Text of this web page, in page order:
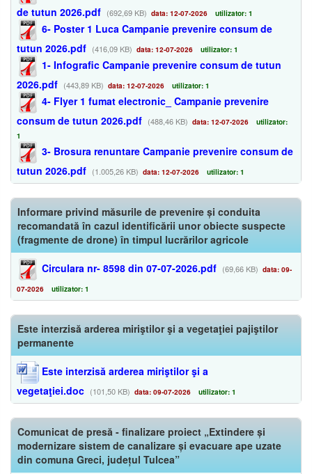
de tutun 2026.pdf (692,69 KB) data: 12-07-2026 utilizator: 1
6- Poster 1 Luca Campanie prevenire consum de
tutun 2026.pdf (416,09 KB) data: 12-07-2026 utilizator: 1
1- Infografic Campanie prevenire consum de tutun
2026.pdf (443,89 KB) data: 12-07-2026 utilizator: 1
4- Flyer 1 fumat electronic_ Campanie prevenire
consum de tutun 2026.pdf (488,46 KB) data: 12-07-2026
utilizator:
1
3- Brosura renuntare Campanie prevenire consum de
tutun 2026.pdf (1.005,26 KB) data: 12-07-2026 utilizator: 1
Informare privind măsurile de prevenire și conduita
recomandată în cazul identificării unor obiecte suspecte
(fragmente de drone) în timpul lucrărilor agricole
Circulara nr- 8598 din 07-07-2026.pdf (69,66 KB) data: 09-
07-2026 utilizator: 1
Este interzisă arderea miriştilor şi a vegetaţiei pajiştilor
permanente
Este interzisă arderea miriştilor şi a
vegetaţiei.doc (101,50 KB) data: 09-07-2026 utilizator: 1
Comunicat de presă - finalizare proiect „Extindere și
modernizare sistem de canalizare și evacuare ape uzate
din comuna Greci, județul Tulcea”